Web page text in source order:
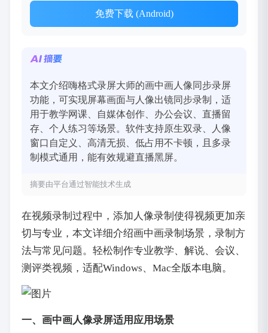
免费下载 (Android)
本文介绍嗨格式录屏大师的画中画人像同步录屏
功能，可实现屏幕画面与人像出镜同步录制，适
用于教学网课、自媒体创作、办公会议、直播留
存、个人练习等场景。软件支持原生双录、人像
窗口自定义、高清无损、低占用不卡顿，且多录
制模式通用，能有效规避直播黑屏。
摘要由平台通过智能技术生成
在视频录制过程中，添加人像录制使得视频更加亲
切与专业，本文详细介绍画中画录制场景，录制方
法与常见问题。轻松制作专业教学、解说、会议、
测评类视频，适配Windows、Mac全版本电脑。
一、画中画人像录屏适用应用场景